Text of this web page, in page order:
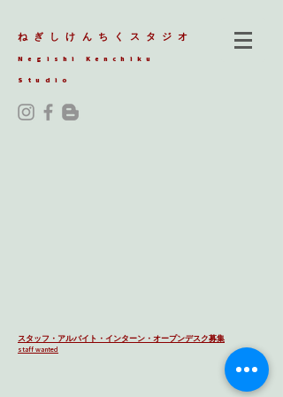
ねぎしけんちくスタジオ
Negishi Kenchiku
Studio
スタッフ・アルバイト・インターン・オープンデスク募集
staff wanted